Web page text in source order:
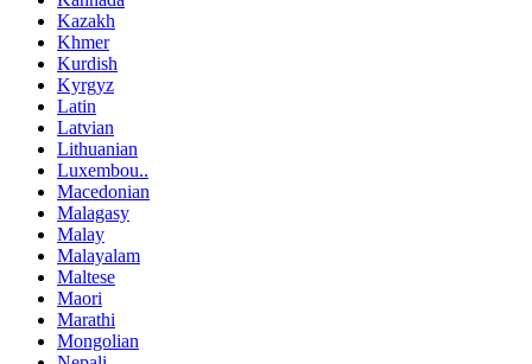
Kazakh
Khmer
Kurdish
Kyrgyz
Latin
Latvian
Lithuanian
Luxembou..
Macedonian
Malagasy
Malay
Malayalam
Maltese
Maori
Marathi
Mongolian